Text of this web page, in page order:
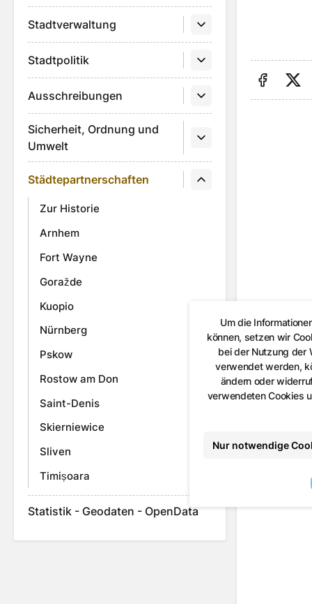
Um die
können, setzen wir
bei der Nutzung der
verwendet werden,
ändern oder
verwendeten Cookies
Nur notwendige
Stadtverwaltung
Stadtpolitik
Ausschreibungen
Sicherheit, Ordnung und
Umwelt
Städtepartnerschaften
Zur Historie
Arnhem
Fort Wayne
Goražde
Kuopio
Nürnberg
Pskow
Rostow am Don
Saint-Denis
Skierniewice
Sliven
Timișoara
Statistik - Geodaten - OpenData
Auf